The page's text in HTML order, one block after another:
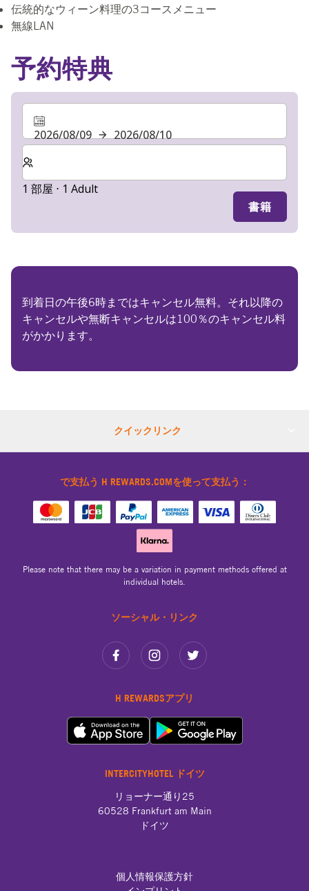
伝統的なウィーン料理の3コースメニュー
無線LAN
予約特典
2026/08/09
2026/08/10
客室数と宿泊人数をお選びください。
1 部屋 ⋅ 1 Adult
書籍
到着日の午後6時まではキャンセル無料。それ以降の
キャンセルや無断キャンセルは100％のキャンセル料
がかかります。
クイックリンク
ソーシャル・リンク
H REWARDSアプリ
INTERCITYHOTEL ドイツ
リョーナー通り25
60528 Frankfurt am Main
ドイツ
で支払う H REWARDS.COMを使って支払う：
Please note that there may be a variation in payment methods offered at
individual hotels.
個人情報保護方針